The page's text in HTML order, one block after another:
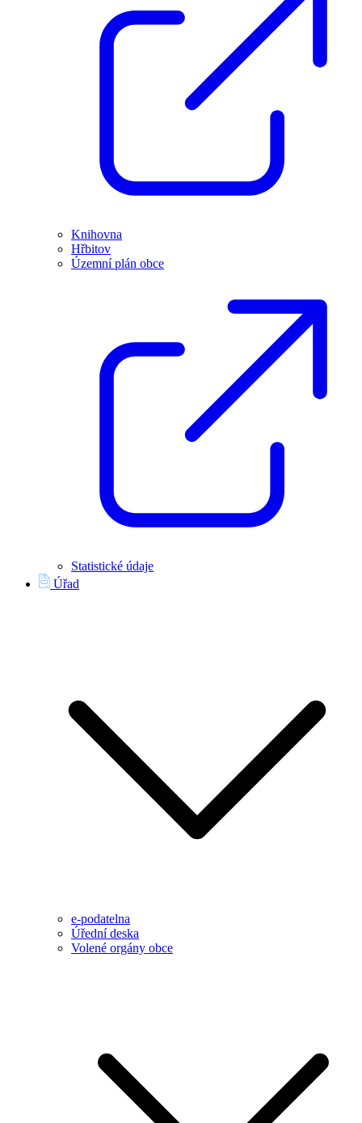
Knihovna
Hřbitov
Územní plán obce
Statistické údaje
Úřad
e-podatelna
Úřední deska
Volené orgány obce